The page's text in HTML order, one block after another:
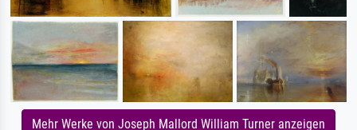
Mehr Werke von Joseph Mallord William Turner anzeigen